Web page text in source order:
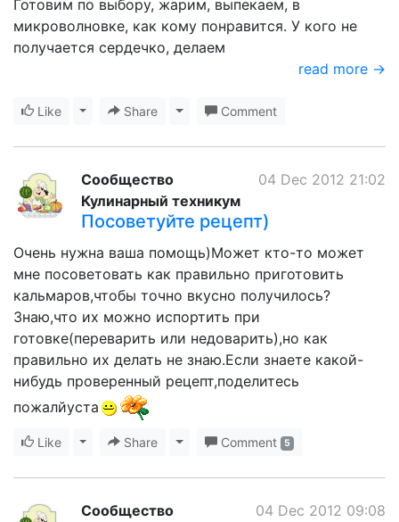
Готовим по выбору, жарим, выпекаем, в
микроволновке, как кому понравится. У кого не
получается сердечко, делаем
read more →
Like Toggle Dropdown
Share Toggle Dropdown
Comment
04 Dec 2012 21:02
Сообщество
Кулинарный техникум
Посоветуйте рецепт)
Очень нужна ваша помощь)Может кто-то может
мне посоветовать как правильно приготовить
кальмаров,чтобы точно вкусно получилось?
Знаю,что их можно испортить при
готовке(переварить или недоварить),но как
правильно их делать не знаю.Если знаете какой-
нибудь проверенный рецепт,поделитесь
пожалйуста
Like Toggle Dropdown
Share Toggle Dropdown
Comment 5
04 Dec 2012 09:08
Сообщество